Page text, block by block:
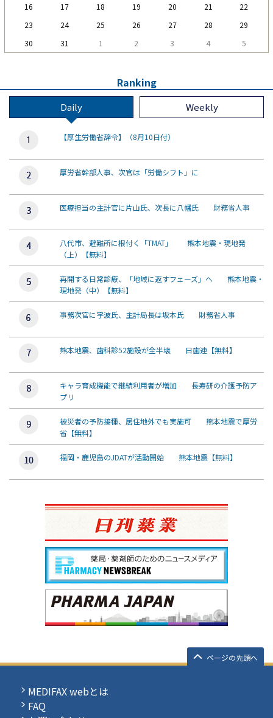
16
17 18 19 20 21
22
23
24 25 26 27 28
29
30
31 1 2 3 4 5
Ranking
Daily Weekly
【厚生労働省辞令】（8月10日付）
厚労省幹部人事、次官は「労働シフト」に
医療担当の主計官に片山氏、次長に八幡氏 財務省人事
八代市、避難所に根付く「TMAT」 熊本地震・現地発
（上）【無料】
再開する日常診療、「地域に返すフェーズ」へ 熊本地震・
現地発（中）【無料】
事務次官に宇波氏、主計局長は坂本氏 財務省人事
熊本地震、歯科診52施設が全半壊 日歯連【無料】
キャラ育成機能で継続利用者が増加 長寿研の介護予防ア
プリ
被災者の予防接種、居住地外でも実施可 熊本地震で厚労
省【無料】
福岡・鹿児島のJDATが活動開始 熊本地震【無料】
ページの先頭へ
MEDIFAX webとは
FAQ